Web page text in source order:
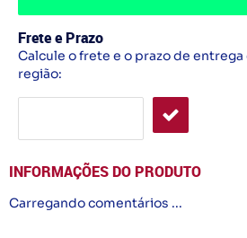
Frete e Prazo
Calcule o frete e o prazo de
região:
INFORMAÇÕES DO PRODUTO
Carregando comentários ...